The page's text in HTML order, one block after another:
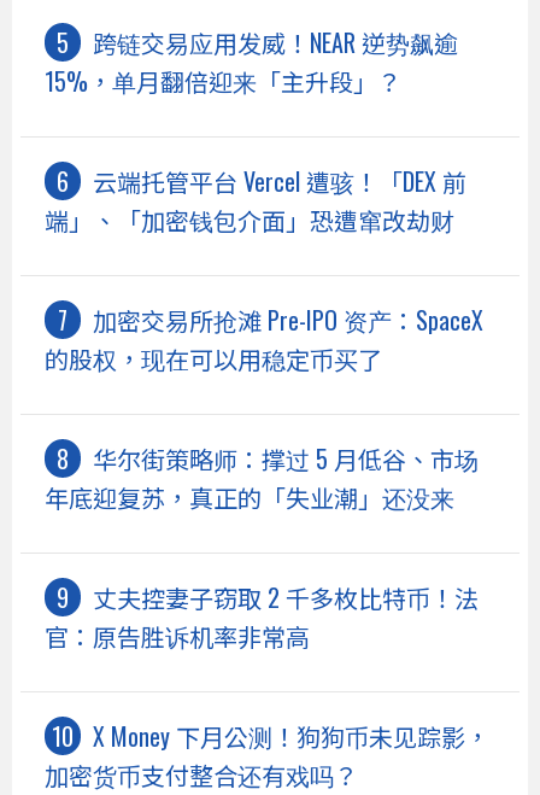
跨链交易应用发威！NEAR 逆势飙逾
15%，单月翻倍迎来「主升段」？
云端托管平台 Vercel 遭骇！「DEX 前
端」、「加密钱包介面」恐遭窜改劫财
加密交易所抢滩 Pre-IPO 资产：SpaceX
的股权，现在可以用稳定币买了
华尔街策略师：撑过 5 月低谷、市场
年底迎复苏，真正的「失业潮」还没来
丈夫控妻子窃取 2 千多枚比特币！法
官：原告胜诉机率非常高
X Money 下月公测！狗狗币未见踪影，
加密货币支付整合还有戏吗？